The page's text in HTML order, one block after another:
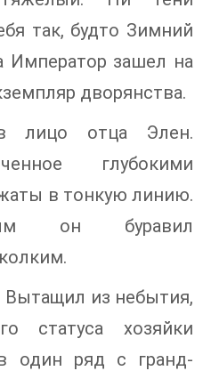
так, будто Зимний
Император зашел на
дворянства.
лицо отца Элен.
глубокими
в тонкую линию.
он буравил
Вытащил из небытия,
статуса хозяйки
один ряд с гранд-